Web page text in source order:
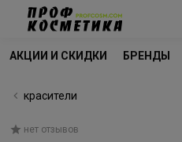
АКЦИИ И СКИДКИ БРЕНДЫ
красители
нет отзывов